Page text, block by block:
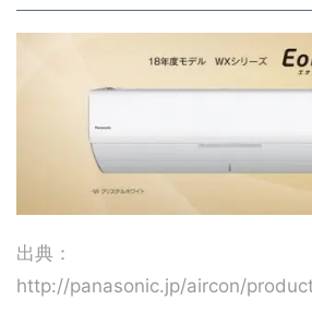
出典：
http://panasonic.jp/aircon/